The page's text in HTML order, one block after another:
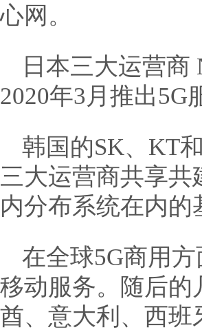
心网。
日本三大运营商
2020年3月推出5G
韩国的SK、KT
三大运营商共享
内分布系统在内的
在全球5G商用
移动服务。随后的
酋、意大利、西班